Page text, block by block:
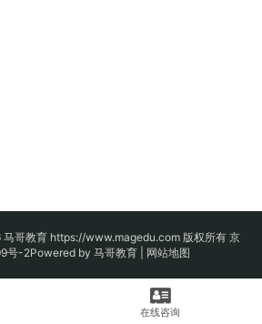
马哥教育 https://www.magedu.com 版权所有 京
号-2Powered by 马哥教育 | 网站地图
在线咨询